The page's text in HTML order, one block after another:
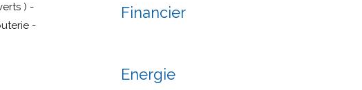
) -
-
Financier
Energie